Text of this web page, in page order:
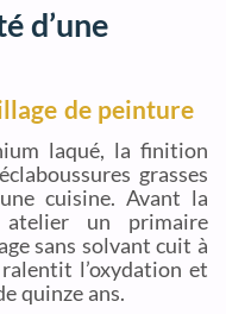
d’une
de peinture
laqué, la finition
grasses
cuisine. Avant la
atelier un primaire
sans solvant cuit à
l’oxydation et
quinze ans.